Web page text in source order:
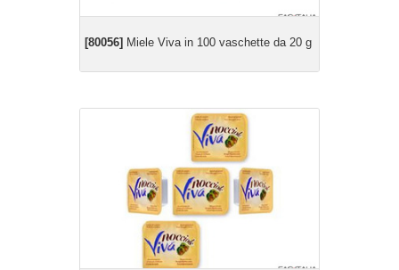
[80056] Miele Viva in 100 vaschette da 20 g